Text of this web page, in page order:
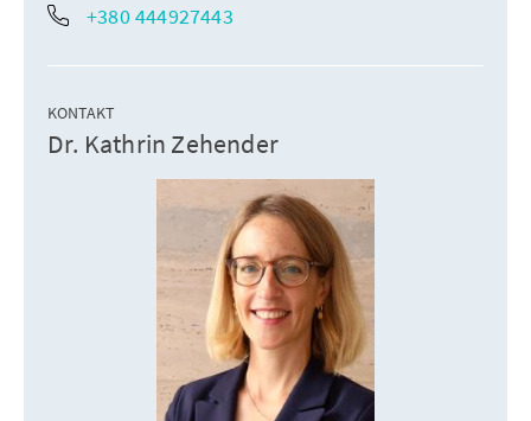
+380 444927443
KONTAKT
Dr. Kathrin Zehender